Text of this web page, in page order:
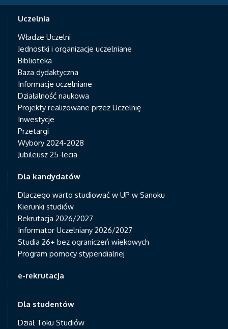
Uczelnia
Władze Uczelni
Jednostki i organizacje uczelniane
Biblioteka
Baza dydaktyczna
Informacje uczelniane
Działalność naukowa
Projekty realizowane przez Uczelnię
Inwestycje
Przetargi
Wybory 2024-2028
Jubileusz 25-lecia
Dla kandydatów
Dlaczego warto studiować w UP w Sanoku
Kierunki studiów
Rekrutacja 2026/2027
Informator Uczelniany 2026/2027
Studia 26+ bez ograniczeń wiekowych
Program pomocy stypendialnej
e-rekrutacja
Dla studentów
Dział Toku Studiów